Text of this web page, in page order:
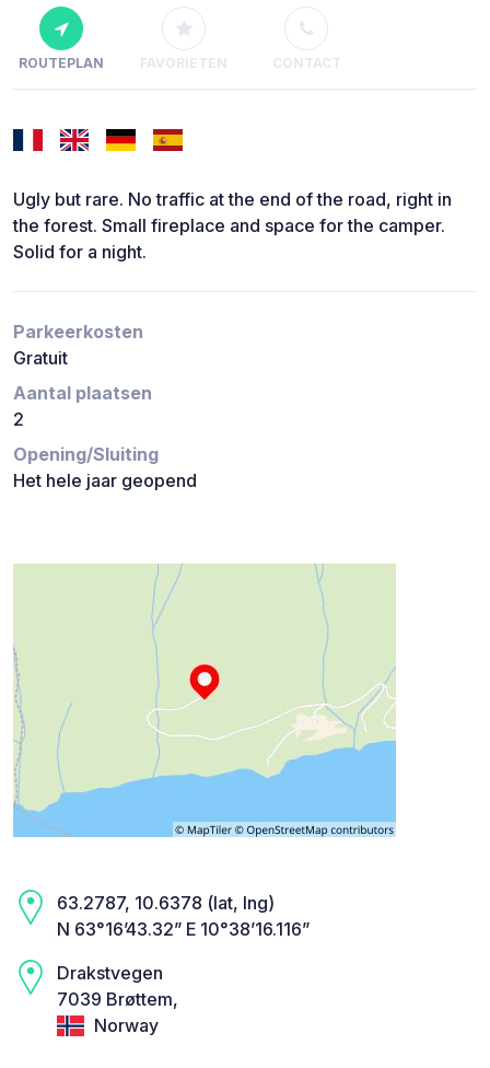
ROUTEPLAN FAVORIETEN CONTACT
Ugly but rare. No traffic at the end of the road, right in
the forest. Small fireplace and space for the camper.
Solid for a night.
Parkeerkosten
Gratuit
Aantal plaatsen
2
Opening/Sluiting
Het hele jaar geopend
63.2787, 10.6378 (lat, lng)
N 63°16’43.32” E 10°38’16.116”
Drakstvegen
7039 Brøttem,
Norway